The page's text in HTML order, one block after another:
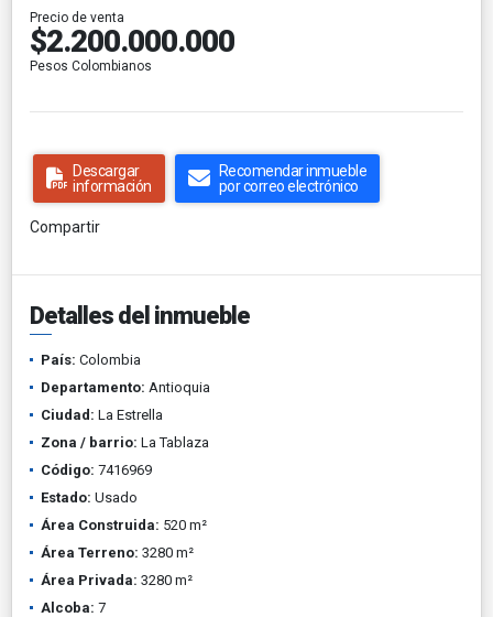
Precio de venta
$2.200.000.000
Pesos Colombianos
Descargar
información
Recomendar inmueble
por correo electrónico
Compartir
Detalles del inmueble
País: Colombia
Departamento: Antioquia
Ciudad: La Estrella
Zona / barrio: La Tablaza
Código: 7416969
Estado: Usado
Área Construida: 520 m²
Área Terreno: 3280 m²
Área Privada: 3280 m²
Alcoba: 7